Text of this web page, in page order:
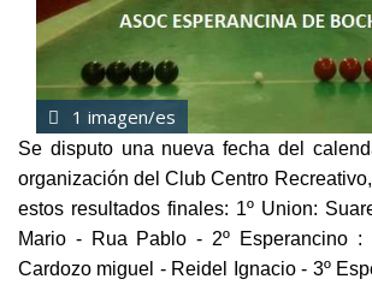
1 imagen/es
Se disputo una nueva fecha del
organización del Club Centro
estos resultados finales: 1º Union:
Mario - Rua Pablo - 2º Esperancino :
Cardozo miguel - Reidel Ignacio - 3º